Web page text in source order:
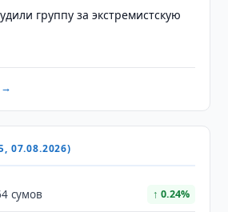
группу за экстремистскую
→
07.08.2026)
сумов ↑ 0.24%